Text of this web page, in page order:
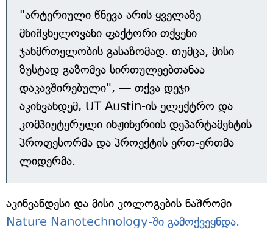
"არტერიული წნევა არის ყველაზე
მნიშვნელოვანი ფაქტორი თქვენი
ჯანმრთელობის გასაზომად. თუმცა, მისი
ზუსტად გაზომვა სირთულეებთანაა
დაკავშირებული", — თქვა დეჯი
აკინვანდემ, UT Austin-ის ელექტრო და
კომპიუტერული ინჟინერიის დეპარტამენტის
პროფესორმა და პროექტის ერთ-ერთმა
ლიდერმა.
აკინვანდესი და მისი კოლოგების ნაშრომი
Nature Nanotechnology-ში გამოქვეყნდა.